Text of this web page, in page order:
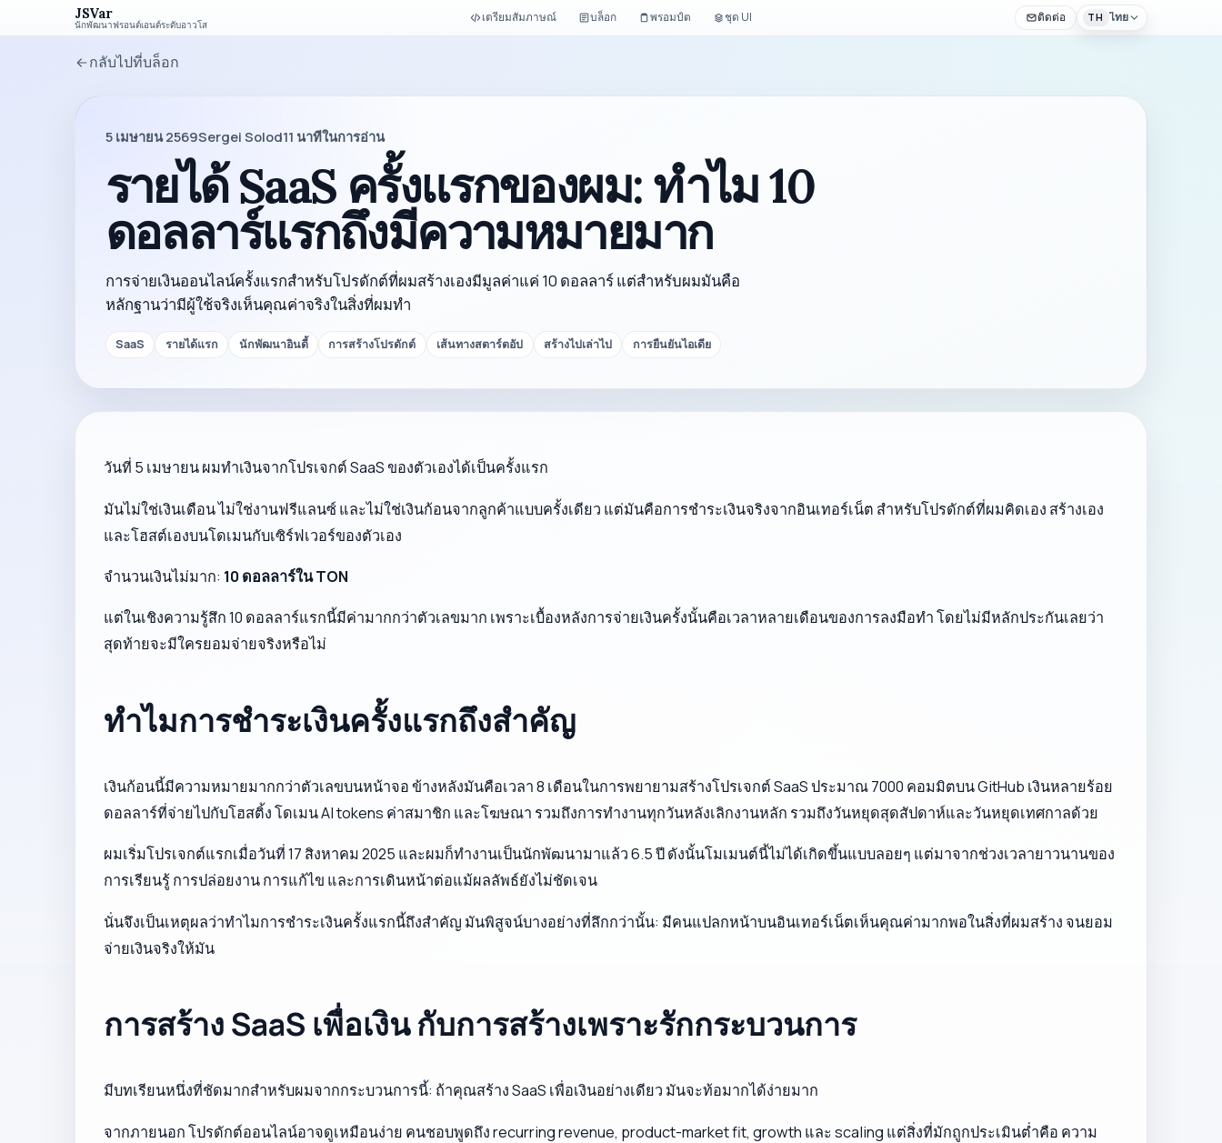
JSVar
นักพัฒนาฟรอนต์เอนด์ระดับอาวุโส เตรียมสัมภาษณ์ บล็อก พรอมป์ต ชุด UI ติดต่อ TH ไทย
กลับไปที่บล็อก
5 เมษายน 2569Sergei Solod11 นาทีในการอ่าน
รายได้ SaaS ครั้งแรกของผม: ทำไม 10
ดอลลาร์แรกถึงมีความหมายมาก
การจ่ายเงินออนไลน์ครั้งแรกสำหรับโปรดักต์ที่ผมสร้างเองมีมูลค่าแค่ 10 ดอลลาร์ แต่สำหรับผมมันคือ
หลักฐานว่ามีผู้ใช้จริงเห็นคุณค่าจริงในสิ่งที่ผมทำ
SaaS รายได้แรก นักพัฒนาอินดี้ การสร้างโปรดักต์ เส้นทางสตาร์ตอัป สร้างไปเล่าไป การยืนยันไอเดีย
วันที่ 5 เมษายน ผมทำเงินจากโปรเจกต์ SaaS ของตัวเองได้เป็นครั้งแรก
มันไม่ใช่เงินเดือน ไม่ใช่งานฟรีแลนซ์ และไม่ใช่เงินก้อนจากลูกค้าแบบครั้งเดียว แต่มันคือการชำระเงินจริงจากอินเทอร์เน็ต สำหรับโปรดักต์ที่ผมคิดเอง สร้างเอง
และโฮสต์เองบนโดเมนกับเซิร์ฟเวอร์ของตัวเอง
จำนวนเงินไม่มาก: 10 ดอลลาร์ใน TON
แต่ในเชิงความรู้สึก 10 ดอลลาร์แรกนี้มีค่ามากกว่าตัวเลขมาก เพราะเบื้องหลังการจ่ายเงินครั้งนั้นคือเวลาหลายเดือนของการลงมือทำ โดยไม่มีหลักประกันเลยว่า
สุดท้ายจะมีใครยอมจ่ายจริงหรือไม่
ทำไมการชำระเงินครั้งแรกถึงสำคัญ
เงินก้อนนี้มีความหมายมากกว่าตัวเลขบนหน้าจอ ข้างหลังมันคือเวลา 8 เดือนในการพยายามสร้างโปรเจกต์ SaaS ประมาณ 7000 คอมมิตบน GitHub เงินหลายร้อย
ดอลลาร์ที่จ่ายไปกับโฮสติ้ง โดเมน AI tokens ค่าสมาชิก และโฆษณา รวมถึงการทำงานทุกวันหลังเลิกงานหลัก รวมถึงวันหยุดสุดสัปดาห์และวันหยุดเทศกาลด้วย
ผมเริ่มโปรเจกต์แรกเมื่อวันที่ 17 สิงหาคม 2025 และผมก็ทำงานเป็นนักพัฒนามาแล้ว 6.5 ปี ดังนั้นโมเมนต์นี้ไม่ได้เกิดขึ้นแบบลอยๆ แต่มาจากช่วงเวลายาวนานของ
การเรียนรู้ การปล่อยงาน การแก้ไข และการเดินหน้าต่อแม้ผลลัพธ์ยังไม่ชัดเจน
นั่นจึงเป็นเหตุผลว่าทำไมการชำระเงินครั้งแรกนี้ถึงสำคัญ มันพิสูจน์บางอย่างที่ลึกกว่านั้น: มีคนแปลกหน้าบนอินเทอร์เน็ตเห็นคุณค่ามากพอในสิ่งที่ผมสร้าง จนยอม
จ่ายเงินจริงให้มัน
การสร้าง SaaS เพื่อเงิน กับการสร้างเพราะรักกระบวนการ
มีบทเรียนหนึ่งที่ชัดมากสำหรับผมจากกระบวนการนี้: ถ้าคุณสร้าง SaaS เพื่อเงินอย่างเดียว มันจะท้อมากได้ง่ายมาก
จากภายนอก โปรดักต์ออนไลน์อาจดูเหมือนง่าย คนชอบพูดถึง recurring revenue, product-market fit, growth และ scaling แต่สิ่งที่มักถูกประเมินต่ำคือ ความ